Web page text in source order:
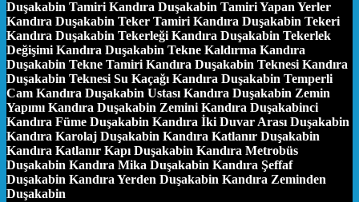
Duşakabin Tamiri Kandıra Duşakabin Tamiri Yapan Yerler
Kandıra Duşakabin Teker Tamiri Kandıra Duşakabin Tekeri
Kandıra Duşakabin Tekerleği Kandıra Duşakabin Tekerlek
Değişimi Kandıra Duşakabin Tekne Kaldırma Kandıra
Duşakabin Tekne Tamiri Kandıra Duşakabin Teknesi Kandıra
Duşakabin Teknesi Su Kaçağı Kandıra Duşakabin Temperli
Cam Kandıra Duşakabin Ustası Kandıra Duşakabin Zemin
Yapımı Kandıra Duşakabin Zemini Kandıra Duşakabinci
Kandıra Füme Duşakabin Kandıra İki Duvar Arası Duşakabin
Kandıra Karolaj Duşakabin Kandıra Katlanır Duşakabin
Kandıra Katlanır Kapı Duşakabin Kandıra Metrobüs
Duşakabin Kandıra Mika Duşakabin Kandıra Şeffaf
Duşakabin Kandıra Yerden Duşakabin Kandıra Zeminden
Duşakabin